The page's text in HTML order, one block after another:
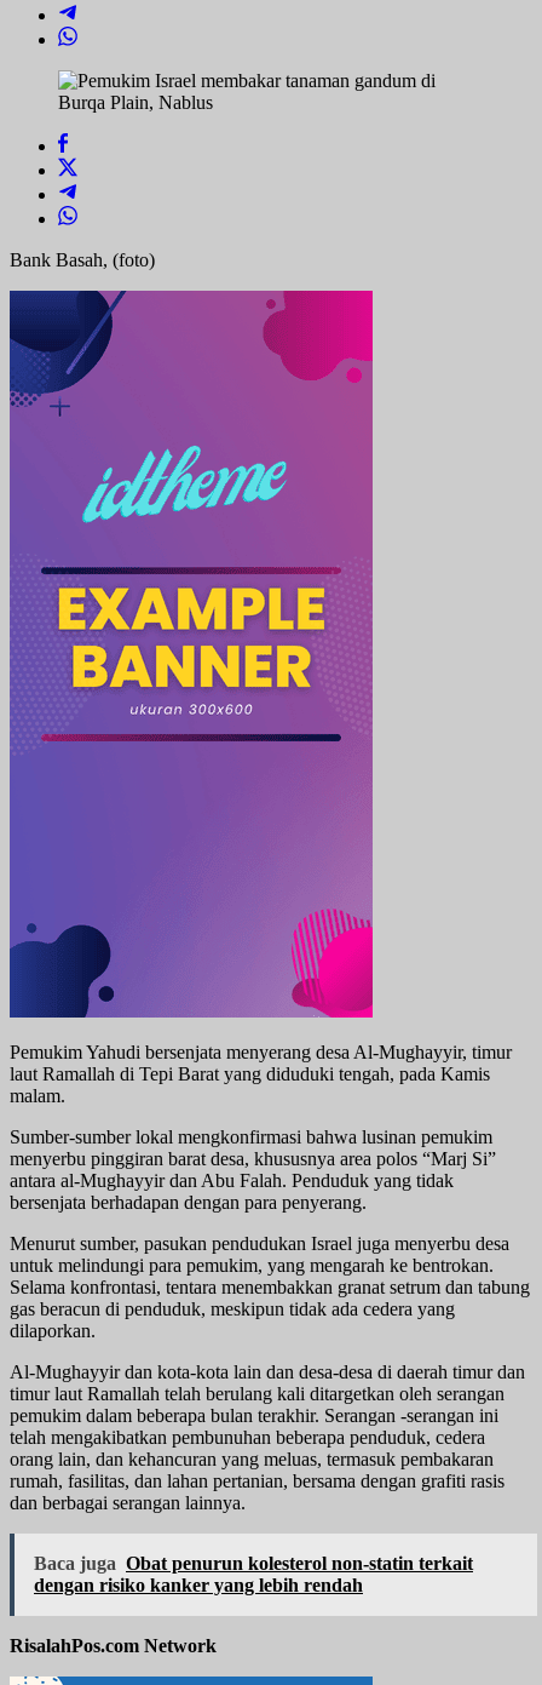
Bank Basah, (foto)
Pemukim Yahudi bersenjata menyerang desa Al-Mughayyir, timur
laut Ramallah di Tepi Barat yang diduduki tengah, pada Kamis
malam.
Sumber-sumber lokal mengkonfirmasi bahwa lusinan pemukim
menyerbu pinggiran barat desa, khususnya area polos “Marj Si”
antara al-Mughayyir dan Abu Falah. Penduduk yang tidak
bersenjata berhadapan dengan para penyerang.
Menurut sumber, pasukan pendudukan Israel juga menyerbu desa
untuk melindungi para pemukim, yang mengarah ke bentrokan.
Selama konfrontasi, tentara menembakkan granat setrum dan tabung
gas beracun di penduduk, meskipun tidak ada cedera yang
dilaporkan.
Al-Mughayyir dan kota-kota lain dan desa-desa di daerah timur dan
timur laut Ramallah telah berulang kali ditargetkan oleh serangan
pemukim dalam beberapa bulan terakhir. Serangan -serangan ini
telah mengakibatkan pembunuhan beberapa penduduk, cedera
orang lain, dan kehancuran yang meluas, termasuk pembakaran
rumah, fasilitas, dan lahan pertanian, bersama dengan grafiti rasis
dan berbagai serangan lainnya.
Baca juga Obat penurun kolesterol non-statin terkait
dengan risiko kanker yang lebih rendah
RisalahPos.com Network